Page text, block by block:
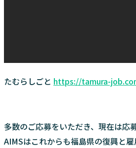
たむらしごと https://tamura-
多数のご応募をいただき、現在は応
AIMSはこれからも福島県の復興と